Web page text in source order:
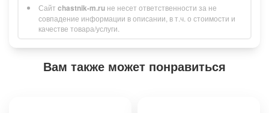
Сайт chastnik-m.ru не несет ответственности за не
совпадение информации в описании, в т.ч. о стоимости и
качестве товара/услуги.
Вам также может понравиться